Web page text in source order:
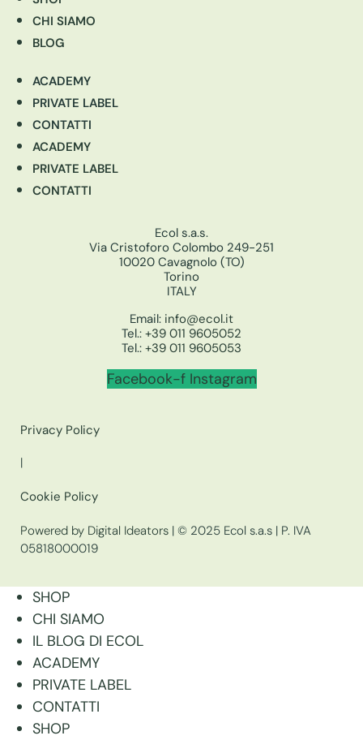
CHI SIAMO
BLOG
ACADEMY
PRIVATE LABEL
CONTATTI
ACADEMY
PRIVATE LABEL
CONTATTI
Ecol s.a.s.
Via Cristoforo Colombo 249-251
10020 Cavagnolo (TO)
Torino
ITALY
Email: info@ecol.it
Tel.: +39 011 9605052
Tel.: +39 011 9605053
Facebook-f Instagram
Privacy Policy
|
Cookie Policy
Powered by Digital Ideators | © 2025 Ecol s.a.s | P. IVA
05818000019
SHOP
CHI SIAMO
IL BLOG DI ECOL
ACADEMY
PRIVATE LABEL
CONTATTI
SHOP